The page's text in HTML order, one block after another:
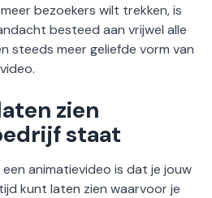
bezoekers wilt trekken, is
besteed aan vrijwel alle
steeds meer geliefde vorm van
zien
staat
animatievideo is dat je jouw
kunt laten zien waarvoor je